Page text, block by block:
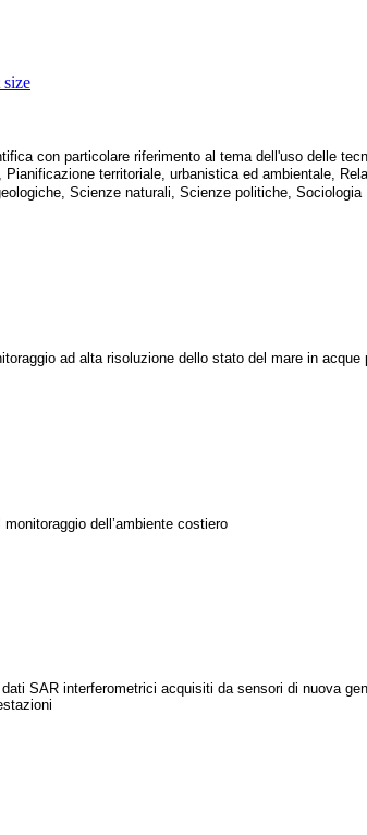
con particolare riferimento al tema dell'uso delle
territoriale, urbanistica ed ambientale,
Scienze naturali, Scienze politiche, Sociologia
ad alta risoluzione dello stato del mare in
dell’ambiente costiero
SAR interferometrici acquisiti da sensori di nuova